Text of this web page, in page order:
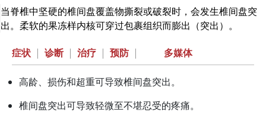
当脊椎中坚硬的椎间盘覆盖物撕裂或破裂时，会发生椎间盘突
出。柔软的果冻样内核可穿过包裹组织而膨出（突出）。
症状 | 诊断 | 治疗 | 预防 | 多媒体
高龄、损伤和超重可导致椎间盘突出。
椎间盘突出可导致轻微至不堪忍受的疼痛。